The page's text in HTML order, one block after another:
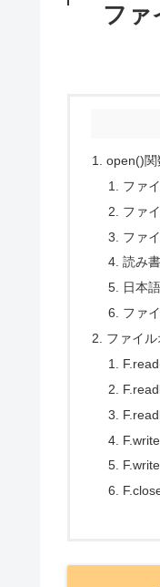
ファ
open()関
ファ
ファ
ファ
読み
日本
ファ
ファイ